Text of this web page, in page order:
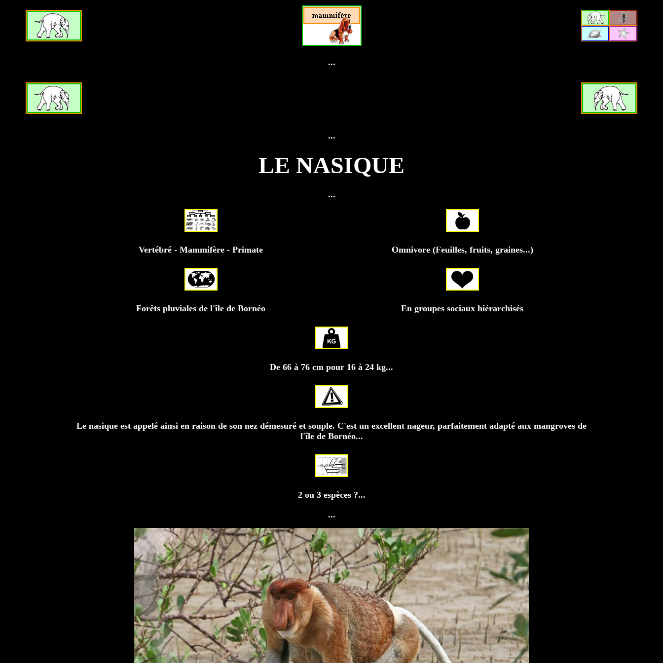
...
...
LE NASIQUE
...
Vertébré - Mammifère - Primate Omnivore (Feuilles, fruits, graines...)
Forêts pluviales de l'île de Bornéo En groupes sociaux hiérarchisés
De 66 à 76 cm pour 16 à 24 kg...
Le nasique est appelé ainsi en raison de son nez démesuré et souple. C'est un excellent nageur, parfaitement adapté aux mangroves de
l'île de Bornéo...
2 ou 3 espèces ?...
...